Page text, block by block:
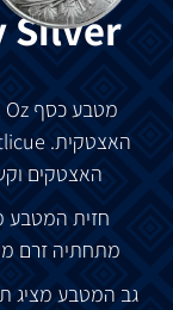
Silver
מטבעכסף Aztec Water Deity 1 Oz
האצטקית. Chalchiuhtlicue,
האצטקים
חזית המטבע
מתחתיה זרם
גב המטבע מציג